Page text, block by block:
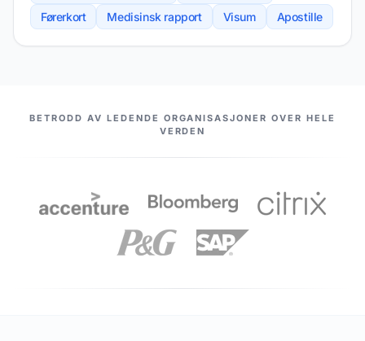
Førerkort
Medisinsk rapport Visum Apostille
VÅRE PARTNERE
BETRODD AV LEDENDE ORGANISASJONER OVER HELE
VERDEN